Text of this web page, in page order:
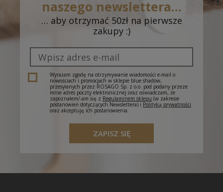
naszego newslettera…
… aby otrzymać 50zł na pierwsze
zakupy :)
Wyrażam zgodę na otrzymywanie wiadomości e-mail o
nowościach i promocjach w sklepie blue shadow,
przesyłanych przez ROSAGO Sp. z o.o. pod podany przeze
mnie adres poczty elektronicznej oraz oświadczam, że
zapoznałem/-am się z Regulaminem sklepu (w zakresie
postanowień dotyczących Newslettera) i Polityką prywatności
oraz akceptuję ich postanowienia.
ZAPISZ SIĘ